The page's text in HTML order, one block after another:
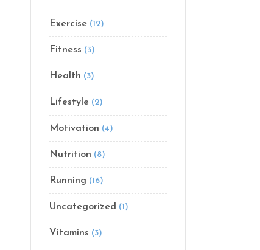
Exercise (12)
Fitness (3)
Health (3)
Lifestyle (2)
Motivation (4)
Nutrition (8)
Running (16)
Uncategorized (1)
Vitamins (3)